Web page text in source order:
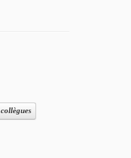
collègues